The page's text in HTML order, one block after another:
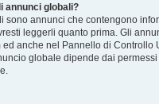
annunci globali?
sono annunci che contengono
leggerli quanto prima. Gli
ed anche nel Pannello di Controllo
globale dipende dai permessi